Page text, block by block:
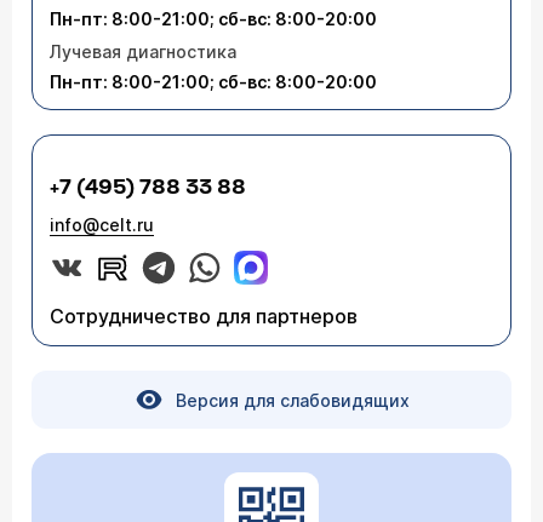
Пн-пт: 8:00-21:00; сб-вс: 8:00-20:00
Лучевая диагностика
Пн-пт: 8:00-21:00; сб-вс: 8:00-20:00
+7 (495) 788 33 88
info@celt.ru
Сотрудничество для партнеров
Версия для слабовидящих